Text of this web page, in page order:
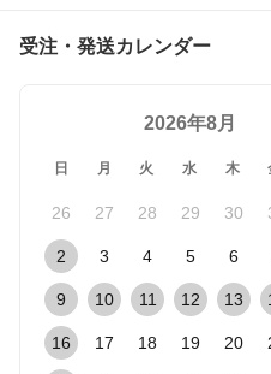
受注・発送カレンダー
2026年8月
日 月 火 水 木
26 27 28 29 30
2 3 4 5 6
9 10 11 12 13
16 17 18 19 20